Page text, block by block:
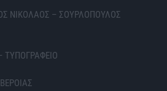
ΝΙΚΟΛΑΟΣ – ΣΟΥΡΛΟΠΟΥΛΟΣ
ΤΥΠΟΓΡΑΦΕΙΟ